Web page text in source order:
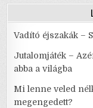
Vadító éjszakák –
Jutalomjáték –
abba a világba
Mi lenne veled
megengedett?